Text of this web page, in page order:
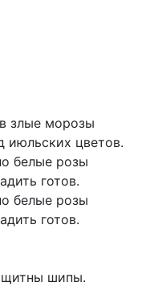
в злые морозы
июльских цветов.
белые розы
готов.
белые розы
готов.
шипы.